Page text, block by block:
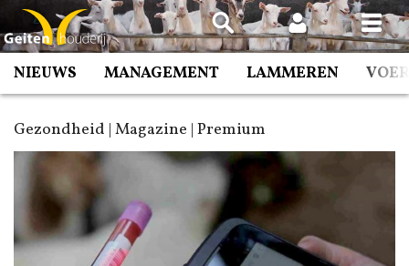
Spring
naar
inhoud
NIEUWS MANAGEMENT LAMMEREN
Gezondheid | Magazine | Premium